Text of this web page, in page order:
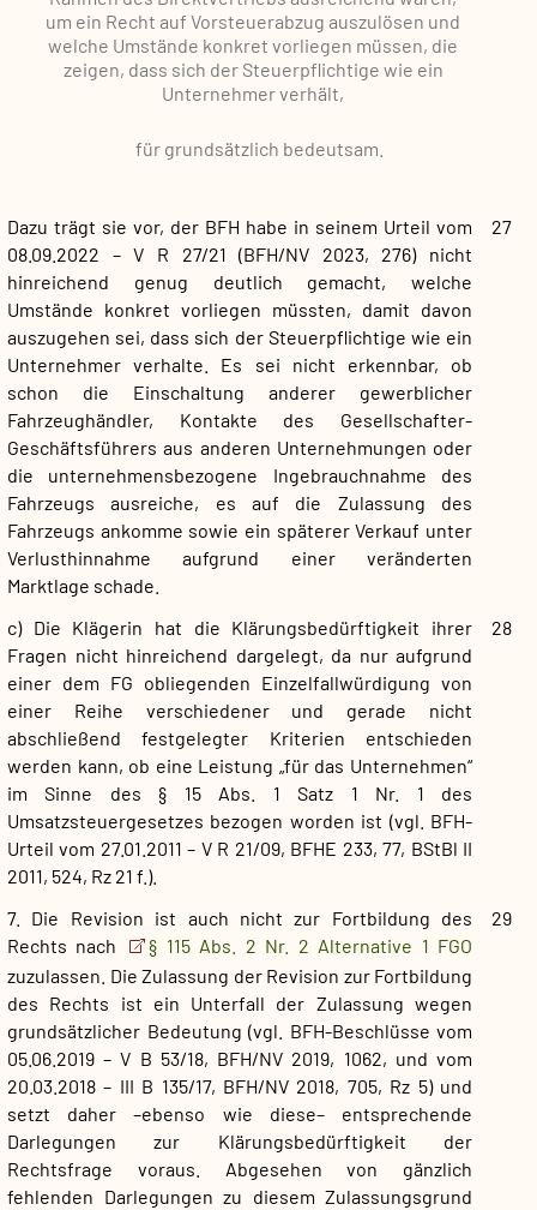
um ein Recht auf Vorsteuerabzug auszulösen und
welche Umstände konkret vorliegen müssen, die
zeigen, dass sich der Steuerpflichtige wie ein
Unternehmer verhält,
für grundsätzlich bedeutsam.
27
Dazu trägt sie vor, der BFH habe in seinem Urteil vom
08.09.2022 – V R 27/21 (BFH/NV 2023, 276) nicht
hinreichend genug deutlich gemacht, welche
Umstände konkret vorliegen müssten, damit davon
auszugehen sei, dass sich der Steuerpflichtige wie ein
Unternehmer verhalte. Es sei nicht erkennbar, ob
schon die Einschaltung anderer gewerblicher
Fahrzeughändler, Kontakte des Gesellschafter-
Geschäftsführers aus anderen Unternehmungen oder
die unternehmensbezogene Ingebrauchnahme des
Fahrzeugs ausreiche, es auf die Zulassung des
Fahrzeugs ankomme sowie ein späterer Verkauf unter
Verlusthinnahme aufgrund einer veränderten
Marktlage schade.
28
c) Die Klägerin hat die Klärungsbedürftigkeit ihrer
Fragen nicht hinreichend dargelegt, da nur aufgrund
einer dem FG obliegenden Einzelfallwürdigung von
einer Reihe verschiedener und gerade nicht
abschließend festgelegter Kriterien entschieden
werden kann, ob eine Leistung „für das Unternehmen“
im Sinne des § 15 Abs. 1 Satz 1 Nr. 1 des
Umsatzsteuergesetzes bezogen worden ist (vgl. BFH-
Urteil vom 27.01.2011 – V R 21/09, BFHE 233, 77, BStBl II
2011, 524, Rz 21 f.).
29
7. Die Revision ist auch nicht zur Fortbildung des
Rechts nach
§ 115 Abs. 2 Nr. 2 Alternative 1 FGO
zuzulassen. Die Zulassung der Revision zur Fortbildung
des Rechts ist ein Unterfall der Zulassung wegen
grundsätzlicher Bedeutung (vgl. BFH-Beschlüsse vom
05.06.2019 – V B 53/18, BFH/NV 2019, 1062, und vom
20.03.2018 – III B 135/17, BFH/NV 2018, 705, Rz 5) und
setzt daher –ebenso wie diese– entsprechende
Darlegungen zur Klärungsbedürftigkeit der
Rechtsfrage voraus. Abgesehen von gänzlich
fehlenden Darlegungen zu diesem Zulassungsgrund